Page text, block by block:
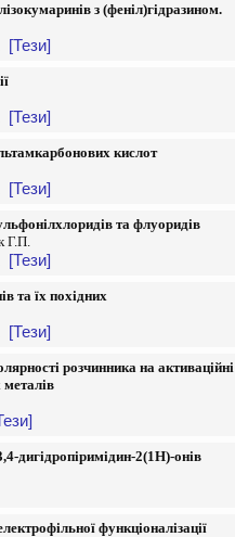
з (феніл)гідразином.
[Тези]
[Тези]
кислот
[Тези]
та флуоридів
Г.П.
[Тези]
та їх похідних
[Тези]
розчинника на активаційні
дигідропіримідин-2(1Н)-онів
функціоналізації